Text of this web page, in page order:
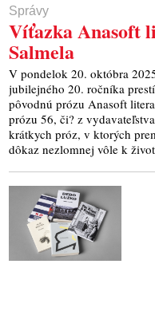
Správy
Víťazka Anasoft
Salmela
V pondelok 20. októbra
jubilejného 20. ročníka
pôvodnú prózu Anasoft
prózu 56, či? z
krátkych próz, v ktorých
dôkaz nezlomnej vôle k